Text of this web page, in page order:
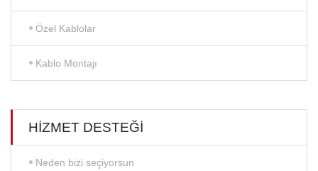
Özel Kablolar
Kablo Montajı
HIZMET DESTEĞI
Neden bizi seçiyorsun